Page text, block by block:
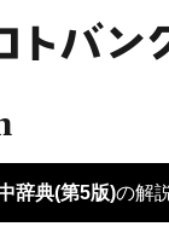
辞典(第5版)の解